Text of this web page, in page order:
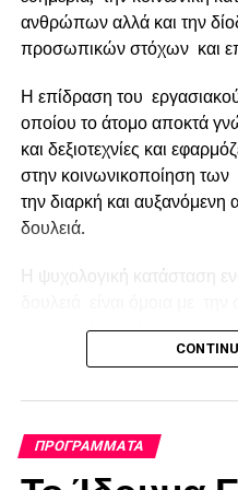
Διενέργεια 2ης
υλοποίησης του έργου
ανθρώπων αλλά και την
προσωπικών στόχων και
Η επίδραση του
οποίου το άτομο αποκτά
και δεξιοτεχνίες και
στην κοινωνικοποίηση
την διαρκή και αυξανόμενη
δουλειά.
Η ψυχολογική κατάσταση
παρουσιάζει κάποιος που
Επειδή αισθάνεται άβολα ,
πιο πιθανόν είναι να μην
ελεύθερα εκτός αν κάποιος
πρώτα λεπτά να τον
ΠΡΟΓΡΆΜΜΑΤΑ